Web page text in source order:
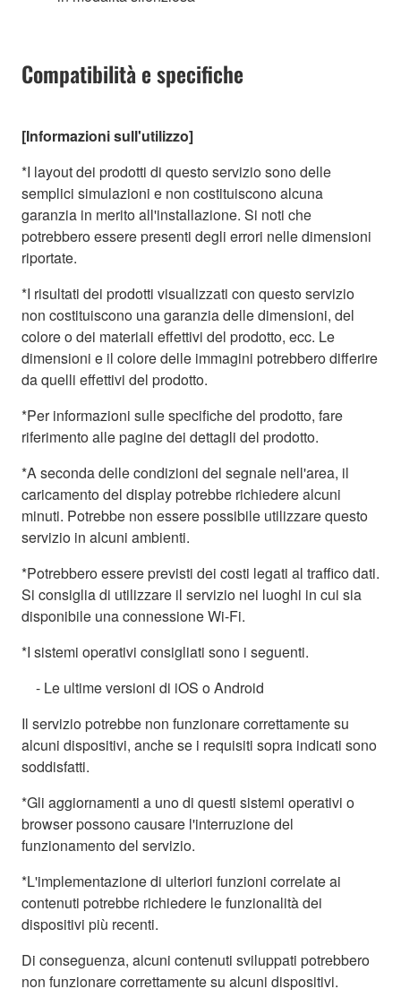
Compatibilità e specifiche
[Informazioni sull'utilizzo]
*I layout dei prodotti di questo servizio sono delle
semplici simulazioni e non costituiscono alcuna
garanzia in merito all'installazione. Si noti che
potrebbero essere presenti degli errori nelle dimensioni
riportate.
*I risultati dei prodotti visualizzati con questo servizio
non costituiscono una garanzia delle dimensioni, del
colore o dei materiali effettivi del prodotto, ecc. Le
dimensioni e il colore delle immagini potrebbero differire
da quelli effettivi del prodotto.
*Per informazioni sulle specifiche del prodotto, fare
riferimento alle pagine dei dettagli del prodotto.
*A seconda delle condizioni del segnale nell'area, il
caricamento del display potrebbe richiedere alcuni
minuti. Potrebbe non essere possibile utilizzare questo
servizio in alcuni ambienti.
*Potrebbero essere previsti dei costi legati al traffico dati.
Si consiglia di utilizzare il servizio nei luoghi in cui sia
disponibile una connessione Wi-Fi.
*I sistemi operativi consigliati sono i seguenti.
- Le ultime versioni di iOS o Android
Il servizio potrebbe non funzionare correttamente su
alcuni dispositivi, anche se i requisiti sopra indicati sono
soddisfatti.
*Gli aggiornamenti a uno di questi sistemi operativi o
browser possono causare l'interruzione del
funzionamento del servizio.
*L'implementazione di ulteriori funzioni correlate ai
contenuti potrebbe richiedere le funzionalità dei
dispositivi più recenti.
Di conseguenza, alcuni contenuti sviluppati potrebbero
non funzionare correttamente su alcuni dispositivi.